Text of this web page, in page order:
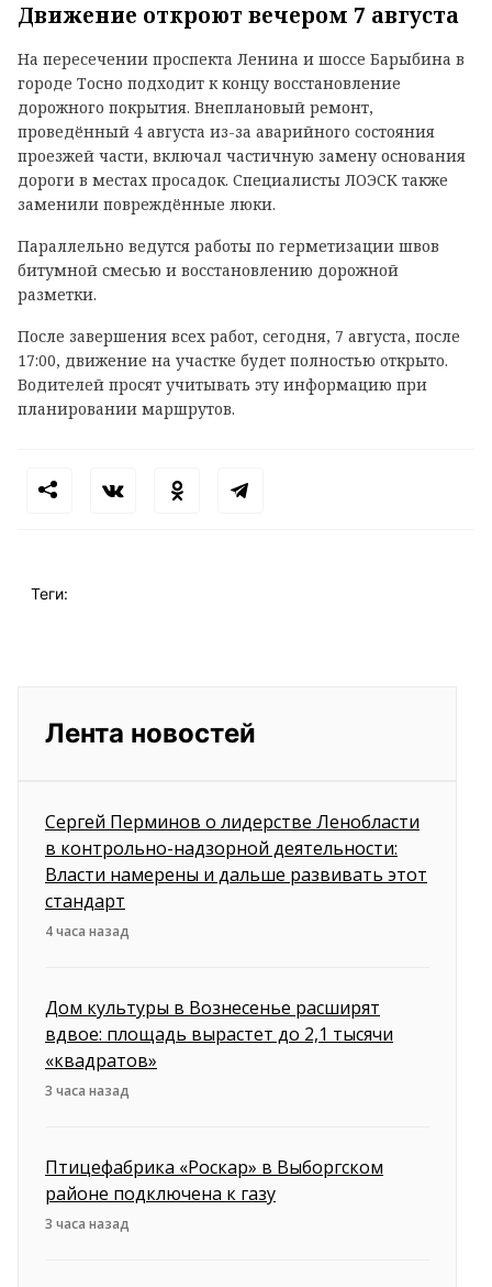
Движение откроют вечером 7 августа
На пересечении проспекта Ленина и шоссе Барыбина в
городе Тосно подходит к концу восстановление
дорожного покрытия. Внеплановый ремонт,
проведённый 4 августа из-за аварийного состояния
проезжей части, включал частичную замену основания
дороги в местах просадок. Специалисты ЛОЭСК также
заменили повреждённые люки.
Параллельно ведутся работы по герметизации швов
битумной смесью и восстановлению дорожной
разметки.
После завершения всех работ, сегодня, 7 августа, после
17:00, движение на участке будет полностью открыто.
Водителей просят учитывать эту информацию при
планировании маршрутов.
Теги:
Лента новостей
Сергей Перминов о лидерстве Ленобласти
в контрольно-надзорной деятельности:
Власти намерены и дальше развивать этот
стандарт
4 часа назад
Дом культуры в Вознесенье расширят
вдвое: площадь вырастет до 2,1 тысячи
«квадратов»
3 часа назад
Птицефабрика «Роскар» в Выборгском
районе подключена к газу
3 часа назад